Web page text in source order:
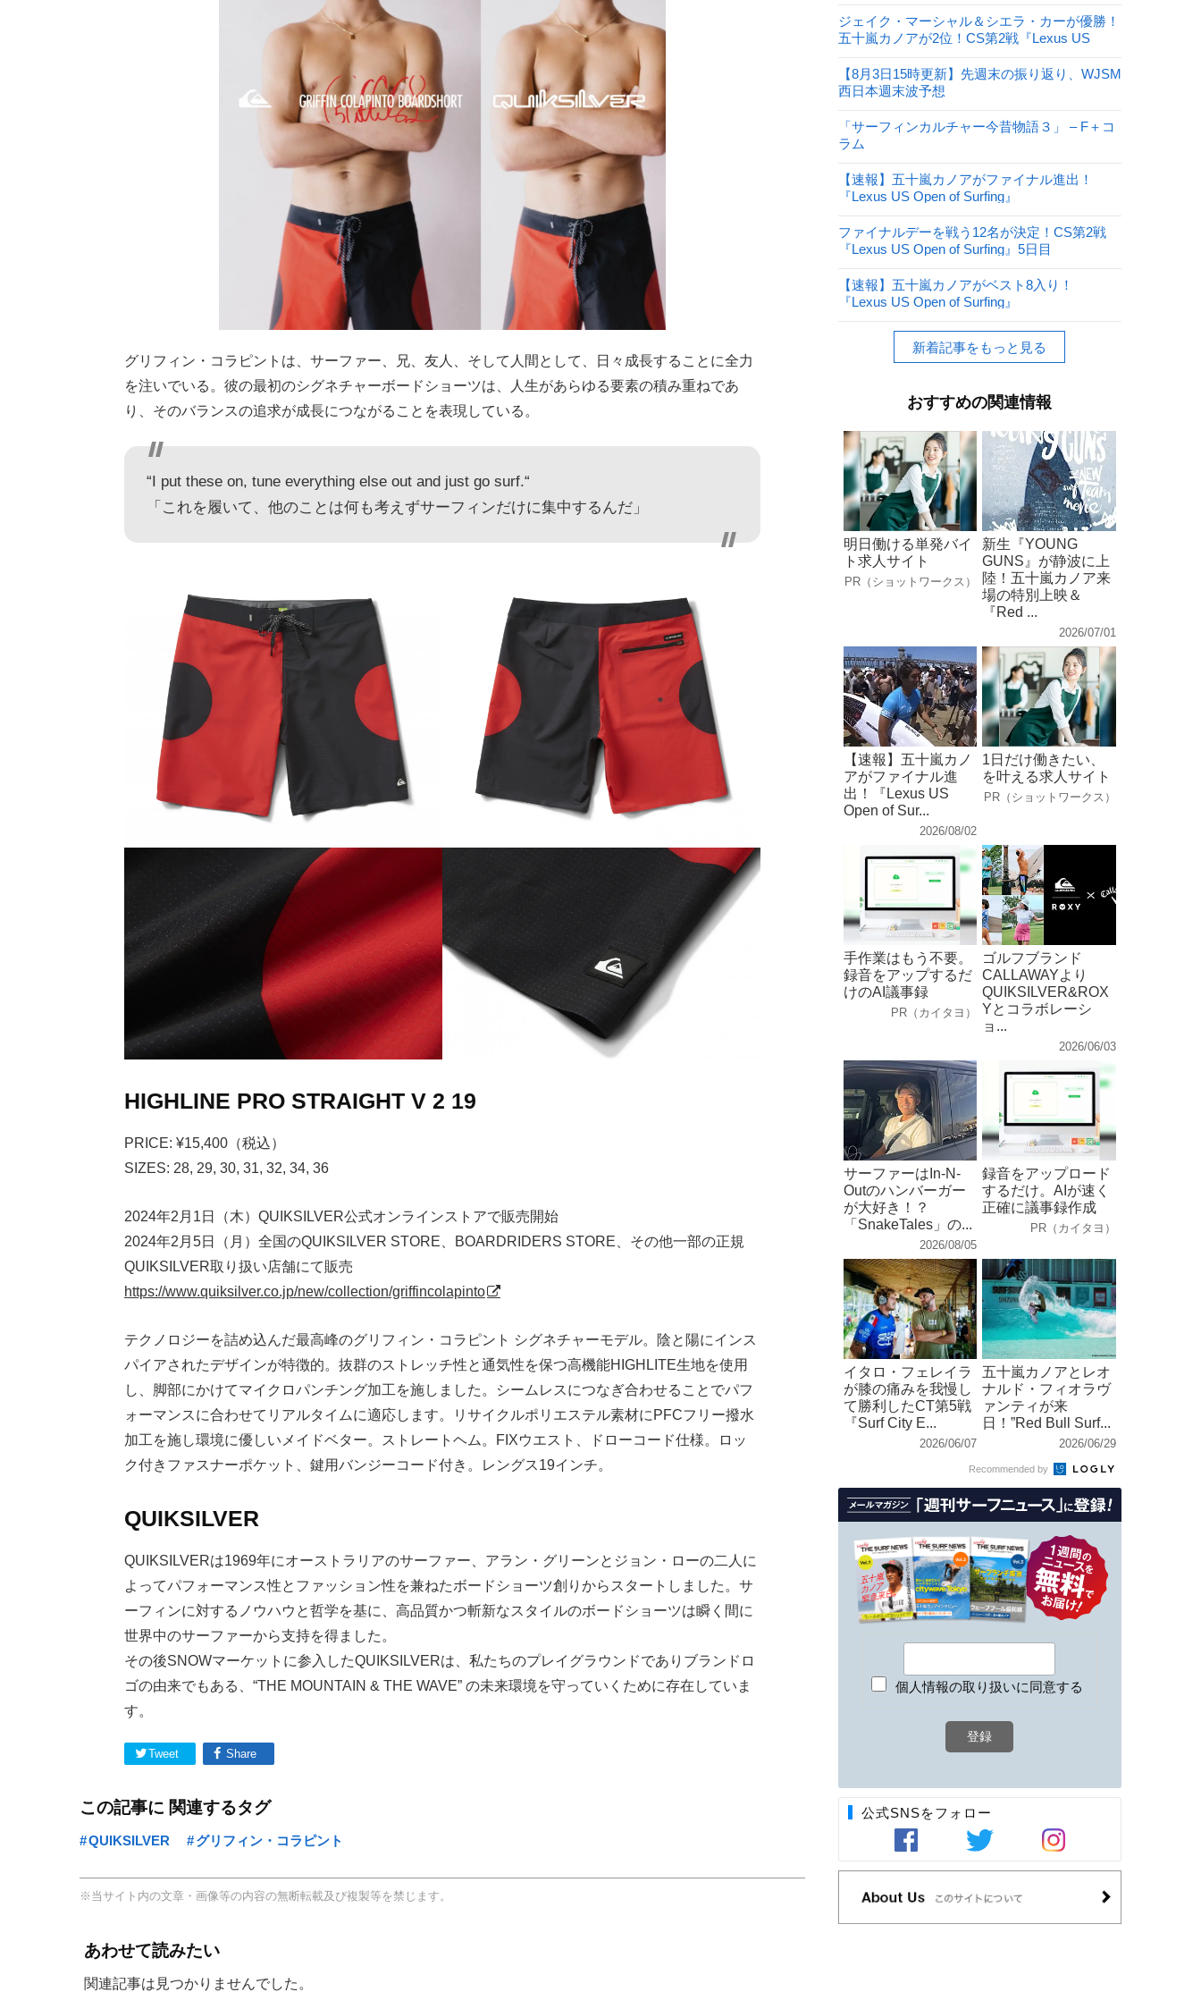
グリフィン・コラピントは、サーファー、兄、友人、そして人間として、日々成長することに全力
を注いでいる。彼の最初のシグネチャーボードショーツは、人生があらゆる要素の積み重ねであ
り、そのバランスの追求が成長につながることを表現している。
“I put these on, tune everything else out and just go surf.“
「これを履いて、他のことは何も考えずサーフィンだけに集中するんだ」
HIGHLINE PRO STRAIGHT V 2 19
PRICE: ¥15,400（税込）
SIZES: 28, 29, 30, 31, 32, 34, 36
2024年2月1日（木）QUIKSILVER公式オンラインストアで販売開始
2024年2月5日（月）全国のQUIKSILVER STORE、BOARDRIDERS STORE、その他一部の正規
QUIKSILVER取り扱い店舗にて販売
https://www.quiksilver.co.jp/new/collection/griffincolapinto
テクノロジーを詰め込んだ最高峰のグリフィン・コラピント シグネチャーモデル。陰と陽にインス
パイアされたデザインが特徴的。抜群のストレッチ性と通気性を保つ高機能HIGHLITE生地を使用
し、脚部にかけてマイクロパンチング加工を施しました。シームレスにつなぎ合わせることでパフ
ォーマンスに合わせてリアルタイムに適応します。リサイクルポリエステル素材にPFCフリー撥水
加工を施し環境に優しいメイドベター。ストレートヘム。FIXウエスト、ドローコード仕様。ロッ
ク付きファスナーポケット、鍵用バンジーコード付き。レングス19インチ。
QUIKSILVER
QUIKSILVERは1969年にオーストラリアのサーファー、アラン・グリーンとジョン・ローの二人に
よってパフォーマンス性とファッション性を兼ねたボードショーツ創りからスタートしました。サ
ーフィンに対するノウハウと哲学を基に、高品質かつ斬新なスタイルのボードショーツは瞬く間に
世界中のサーファーから支持を得ました。
その後SNOWマーケットに参入したQUIKSILVERは、私たちのプレイグラウンドでありブランドロ
ゴの由来でもある、“THE MOUNTAIN & THE WAVE” の未来環境を守っていくために存在していま
す。
Tweet Share
この記事に 関連するタグ
QUIKSILVER グリフィン・コラピント
※当サイト内の文章・画像等の内容の無断転載及び複製等を禁じます。
あわせて読みたい
関連記事は見つかりませんでした。
ジェイク・マーシャル＆シエラ・カーが優勝！
五十嵐カノアが2位！CS第2戦『Lexus US
【8月3日15時更新】先週末の振り返り、WJSM
西日本週末波予想
「サーフィンカルチャー今昔物語３」 – F＋コ
ラム
【速報】五十嵐カノアがファイナル進出！
『Lexus US Open of Surfing』
ファイナルデーを戦う12名が決定！CS第2戦
『Lexus US Open of Surfing』5日目
【速報】五十嵐カノアがベスト8入り！
『Lexus US Open of Surfing』
新着記事をもっと見る
おすすめの関連情報
明日働ける単発バイ
ト求人サイト
PR（ショットワークス）
新生『YOUNG
GUNS』が静波に上
陸！五十嵐カノア来
場の特別上映＆
『Red ...
2026/07/01
【速報】五十嵐カノ
アがファイナル進
出！『Lexus US
Open of Sur...
2026/08/02
1日だけ働きたい、
を叶える求人サイト
PR（ショットワークス）
手作業はもう不要。
録音をアップするだ
けのAI議事録
PR（カイタヨ）
ゴルフブランド
CALLAWAYより
QUIKSILVER&ROX
Yとコラボレーシ
ョ...
2026/06/03
サーファーはIn-N-
Outのハンバーガー
が大好き！？
「SnakeTales」の...
2026/08/05
録音をアップロード
するだけ。AIが速く
正確に議事録作成
PR（カイタヨ）
イタロ・フェレイラ
が膝の痛みを我慢し
て勝利したCT第5戦
『Surf City E...
2026/06/07
五十嵐カノアとレオ
ナルド・フィオラヴ
ァンティが来
日！”Red Bull Surf...
2026/06/29
Recommended by
個人情報の取り扱いに同意する
公式SNSをフォロー